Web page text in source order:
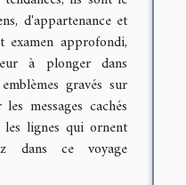
d'appartenance et
approfondi,
à plonger dans
gravés sur
messages cachés
lignes qui ornent
dans ce voyage